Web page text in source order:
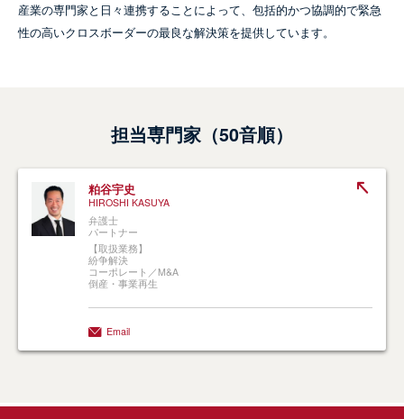
産業の専門家と日々連携することによって、包括的かつ協調的で緊急
性の高いクロスボーダーの最良な解決策を提供しています。
発行元：商事法務
米国、欧州諸国、シンガポールにおける
事業再生の実務
担当専門家（50音順）
粕谷宇史
HIROSHI KASUYA
弁護士
パートナー
【取扱業務】
紛争解決
コーポレート／M&A
倒産・事業再生
Email